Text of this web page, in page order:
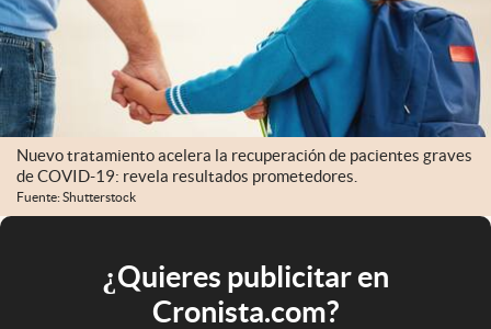
Nuevo tratamiento acelera la recuperación de pacientes graves
de COVID-19: revela resultados prometedores.
Fuente: Shutterstock
¿Quieres publicitar en
Cronista.com?